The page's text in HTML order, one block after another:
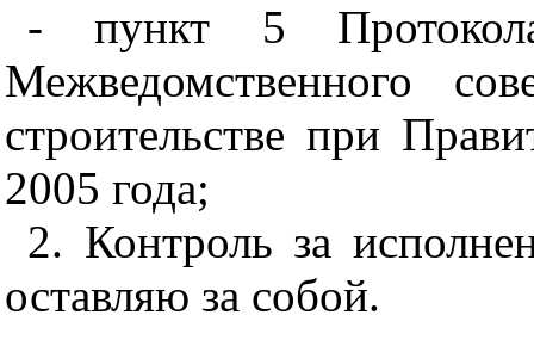
- пункт 5
Межведомственного
строительстве при
2005 года;
2. Контроль за
оставляю за собой.